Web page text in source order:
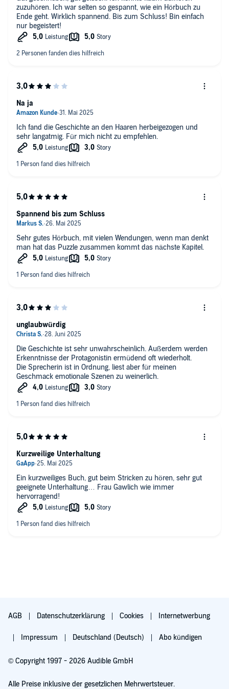
zuzuhören. Ich war selten so gespannt, wie ein Hörbuch zu
Ende geht. Wirklich spannend. Bis zum Schluss! Bin einfach
nur begeistert!
Ich fand die Geschichte an den Haaren herbeigezogen und
sehr langatmig. Für mich nicht zu empfehlen.
Na ja
Sehr gutes Hörbuch, mit vielen Wendungen, wenn man denkt
man hat das Puzzle zusammen kommt das nächste Kapitel.
Spannend bis zum Schluss
Die Geschichte ist sehr unwahrscheinlich. Außerdem werden
Erkenntnisse der Protagonistin ermüdend oft wiederholt.
Die Sprecherin ist in Ordnung, liest aber für meinen
Geschmack emotionale Szenen zu weinerlich.
unglaubwürdig
Ein kurzweiliges Buch, gut beim Stricken zu hören, sehr gut
geeignete Unterhaltung… Frau Gawlich wie immer
hervorragend!
Kurzweilige Unterhaltung
AGB Datenschutzerklärung Cookies Internetwerbung
Impressum Deutschland (Deutsch) Abo kündigen
© Copyright 1997 - 2026 Audible GmbH
Alle Preise inklusive der gesetzlichen Mehrwertsteuer.